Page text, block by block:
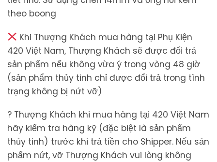
theo boong
Khi Thượng Khách mua hàng tại Phụ Kiện
420 Việt Nam, Thượng Khách sẽ được đổi trả
sản phẩm nếu không vừa ý trong vòng 48 giờ
(sản phẩm thủy tinh chỉ được đổi trả trong tình
trạng không bị nứt vỡ)
? Thượng Khách khi mua hàng tại 420 Việt Nam
hãy kiểm tra hàng kỹ (đặc biệt là sản phẩm
thủy tinh) trước khi trả tiền cho Shipper. Nếu sản
phẩm nứt, vỡ Thượng Khách vui lòng không